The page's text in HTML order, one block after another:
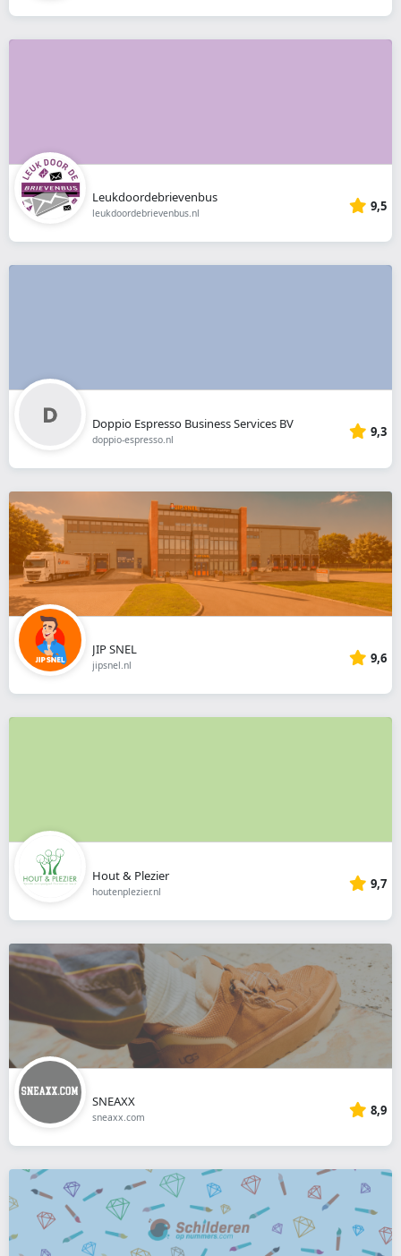
Leukdoordebrievenbus
leukdoordebrievenbus.nl 9,5
Doppio Espresso Business Services BV
doppio-espresso.nl 9,3
JIP SNEL
jipsnel.nl 9,6
Hout & Plezier
houtenplezier.nl 9,7
SNEAXX
sneaxx.com 8,9